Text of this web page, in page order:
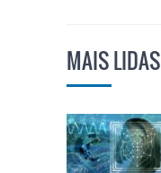
MAIS LIDAS